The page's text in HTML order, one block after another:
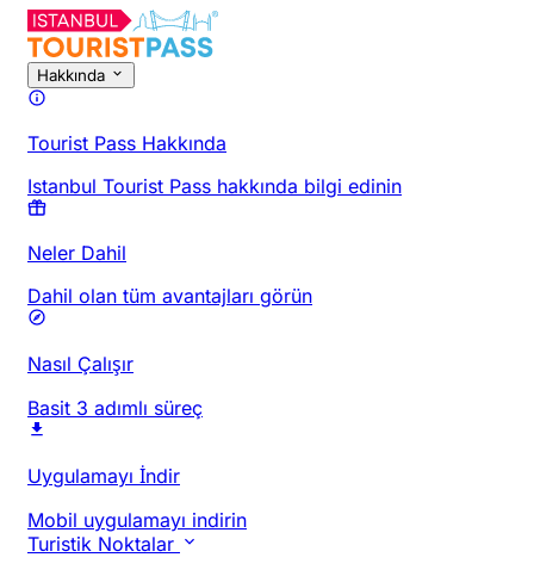
Hakkında
Tourist Pass Hakkında
Istanbul Tourist Pass hakkında bilgi edinin
Neler Dahil
Dahil olan tüm avantajları görün
Nasıl Çalışır
Basit 3 adımlı süreç
Uygulamayı İndir
Mobil uygulamayı indirin
Turistik Noktalar